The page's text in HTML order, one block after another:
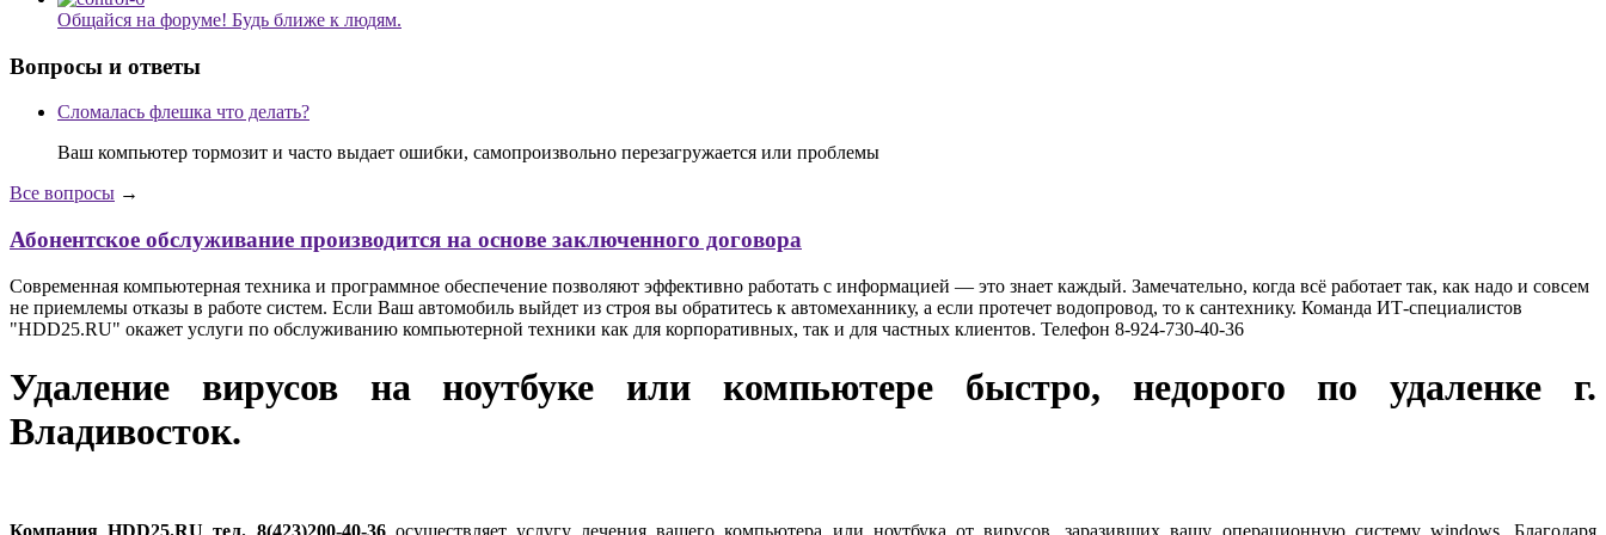
Общайся на форуме! Будь ближе к людям.
Вопросы и ответы
Сломалась флешка что делать?
Ваш компьютер тормозит и часто выдает ошибки, самопроизвольно перезагружается или проблемы
Все вопросы →
Абонентское обслуживание производится на основе заключенного договора
Современная компьютерная техника и программное обеспечение позволяют эффективно работать с информацией — это знает каждый. Замечательно, когда всё работает так, как надо и совсем
не приемлемы отказы в работе систем. Если Ваш автомобиль выйдет из строя вы обратитесь к автомеханнику, а если протечет водопровод, то к сантехнику. Команда ИТ-специалистов
"HDD25.RU" окажет услуги по обслуживанию компьютерной техники как для корпоративных, так и для частных клиентов. Телефон 8-924-730-40-36
Удаление вирусов на ноутбуке или компьютере быстро, недорого по удаленке г.
Владивосток.
Компания HDD25.RU тел. 8(423)200-40-36осуществляет услугу лечения вашего компьютера или ноутбука от вирусов, заразивших вашу операционную систему windows. Благодаря